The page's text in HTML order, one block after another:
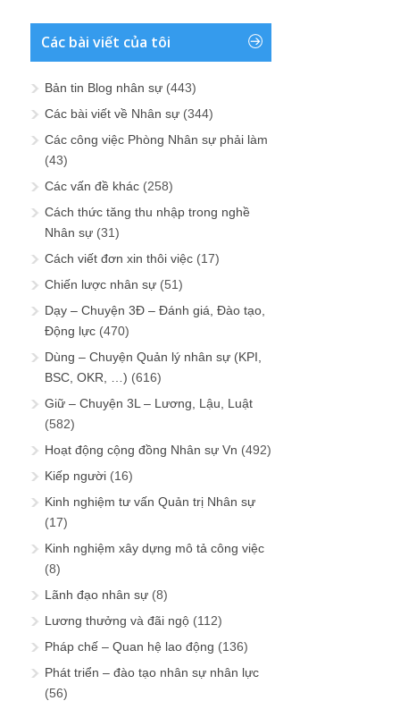
Các bài viết của tôi
Bản tin Blog nhân sự (443)
Các bài viết về Nhân sự (344)
Các công việc Phòng Nhân sự phải làm
(43)
Các vấn đề khác (258)
Cách thức tăng thu nhập trong nghề
Nhân sự (31)
Cách viết đơn xin thôi việc (17)
Chiến lược nhân sự (51)
Dạy – Chuyện 3Đ – Đánh giá, Đào tạo,
Động lực (470)
Dùng – Chuyện Quản lý nhân sự (KPI,
BSC, OKR, …) (616)
Giữ – Chuyện 3L – Lương, Lậu, Luật
(582)
Hoạt động cộng đồng Nhân sự Vn (492)
Kiếp người (16)
Kinh nghiệm tư vấn Quản trị Nhân sự
(17)
Kinh nghiệm xây dựng mô tả công việc
(8)
Lãnh đạo nhân sự (8)
Lương thưởng và đãi ngộ (112)
Pháp chế – Quan hệ lao động (136)
Phát triển – đào tạo nhân sự nhân lực
(56)